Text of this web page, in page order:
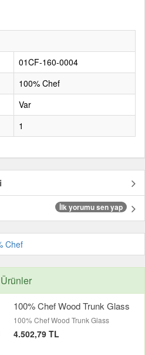
01CF-160-0004
100% Chef
Var
1
İlk yorumu sen yap
Chef
100% Chef Wood Trunk Glass
100% Chef Wood Trunk Glass
4.502,79 TL